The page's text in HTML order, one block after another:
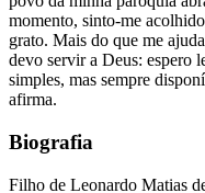
momento, sinto-me
grato. Mais do que me
devo servir a Deus: espero
simples, mas sempre
afirma.
Biografia
Filho de Leonardo Matias